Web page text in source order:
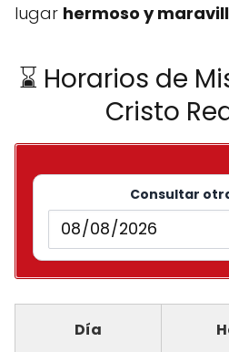
lugar hermoso y
⌛ Horarios de
Cristo
Consultar
Día